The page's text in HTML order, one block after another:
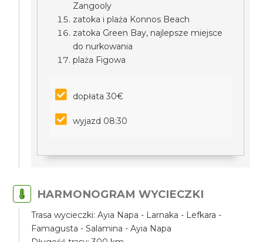
Zangooly
zatoka i plaża Konnos Beach
zatoka Green Bay, najlepsze miejsce
do nurkowania
plaża Figowa
dopłata 30€
wyjazd 08:30
HARMONOGRAM WYCIECZKI
Trasa wycieczki: Ayia Napa - Larnaka - Lefkara -
Famagusta - Salamina - Ayia Napa